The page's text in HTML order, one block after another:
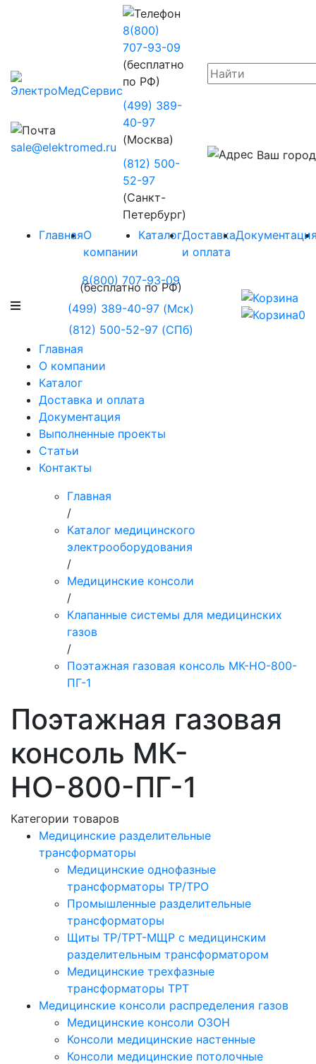
sale@elektromed.ru
8(800)
707-93-09
(бесплатно
по РФ)
(499) 389-
40-97
(Москва)
(812) 500-
52-97
(Санкт-
Петербург)
Ваш
ГлавнаяО
компании
КаталогДоставка
и оплата
8(800) 707-93-09
(бесплатно по РФ)
(499) 389-40-97 (Мск)
(812) 500-52-97 (СПб)
0
Главная
О компании
Каталог
Доставка и оплата
Документация
Выполненные проекты
Статьи
Контакты
Главная
/
Каталог медицинского
электрооборудования
/
Медицинские консоли
/
Клапанные системы для медицинских
газов
/
Поэтажная газовая консоль МК-НО-800-
ПГ-1
Поэтажная газовая
консоль МК-
НО-800-ПГ-1
Категории товаров
Медицинские разделительные
трансформаторы
Медицинские однофазные
трансформаторы ТР/ТРО
Промышленные разделительные
трансформаторы
Щиты ТР/ТРТ-МЩР с медицинским
разделительным трансформатором
Медицинские трехфазные
трансформаторы ТРТ
Медицинские консоли распределения газов
Медицинские консоли ОЗОН
Консоли медицинские настенные
Консоли медицинские потолочные